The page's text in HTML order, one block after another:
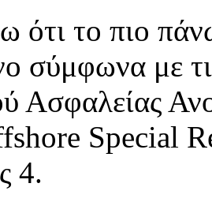
το πιο
σύμφωνα με
Ασφαλείας
Special
4.